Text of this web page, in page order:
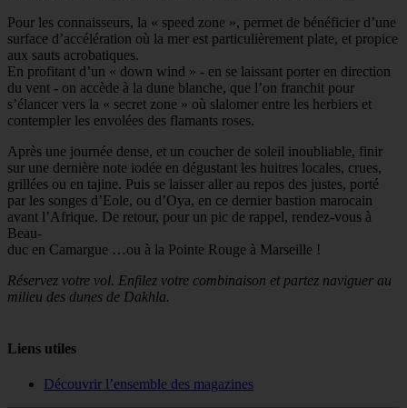
Pour les connaisseurs, la « speed zone », permet de bénéficier d’une
surface d’accélération où la mer est particulièrement plate, et propice
aux sauts acrobatiques.
En profitant d’un « down wind » - en se laissant porter en direction
du vent - on accède à la dune blanche, que l’on franchit pour
s’élancer vers la « secret zone » où slalomer entre les herbiers et
contempler les envolées des flamants roses.
Après une journée dense, et un coucher de soleil inoubliable, finir
sur une dernière note iodée en dégustant les huitres locales, crues,
grillées ou en tajine. Puis se laisser aller au repos des justes, porté
par les songes d’Eole, ou d’Oya, en ce dernier bastion marocain
avant l’Afrique. De retour, pour un pic de rappel, rendez-vous à
Beau-
duc en Camargue …ou à la Pointe Rouge à Marseille !
Réservez votre vol. Enfilez votre combinaison et partez naviguer au
milieu des dunes de Dakhla.
Liens utiles
Découvrir l’ensemble des magazines